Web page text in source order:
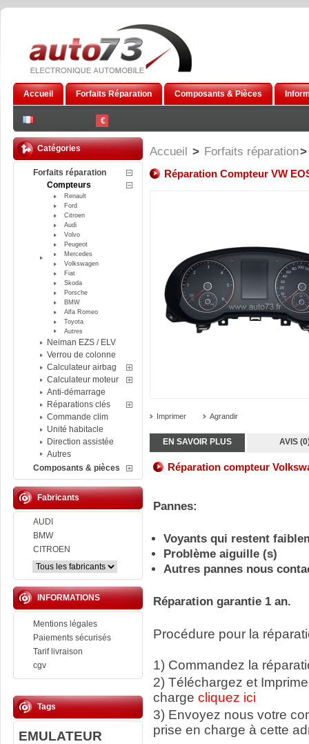
€
Accueil Forfaits Réparation Composants & Pièces
Catégories
Forfaits réparation
Compteurs
Renault
Ford
Citroen
Audi
Volvo
Peugeot
Mercedes
Volkswagen
Fiat
Skoda
Porsche
BMW
Alfa Romeo
Toyota
Autres
Neiman EZS / ELV
Verrou de colonne
Calculateur airbag
Calculateur moteur
Anti-démarrage
Réparations clés
Commande clim
Unité habitacle
Direction assistée
Autres
Composants & pièces
Fabricants
AUDI
BMW
CITROEN
INFORMATIONS
Mentions légales
Paiements sécurisés
Tarif livraison
cgv
Tags
EMULATEUR
Accueil > Forfaits réparation>
Réparation Compteur VW
Imprimer Agrandir
EN SAVOIR PLUS AVIS
Réparation compteur
Pannes:
Voyants qui restent
Problème aiguille (s)
Autres pannes nous
Réparation garantie 1 an.
Procédure pour la
1) Commandez la
2) Téléchargez et
charge cliquez ici
3) Envoyez nous votre
prise en charge à cette